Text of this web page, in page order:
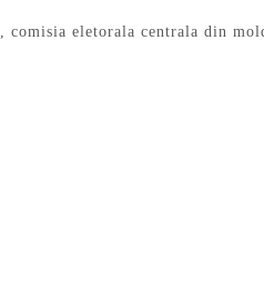
comisia eletorala centrala din